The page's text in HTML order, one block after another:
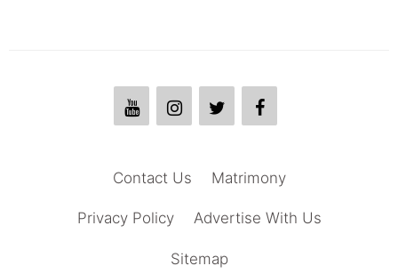
Matrimony
Contact Us
Advertise With Us
Privacy Policy
Sitemap